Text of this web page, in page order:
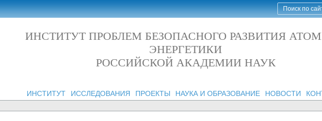
ИНСТИТУТ ПРОБЛЕМ БЕЗОПАСНОГО РАЗВИТИЯ
ЭНЕРГЕТИКИ
РОССИЙСКОЙ АКАДЕМИИ НАУК
ИНСТИТУТ ИССЛЕДОВАНИЯ ПРОЕКТЫ НАУКА И ОБРАЗОВАНИЕ НОВОСТИ